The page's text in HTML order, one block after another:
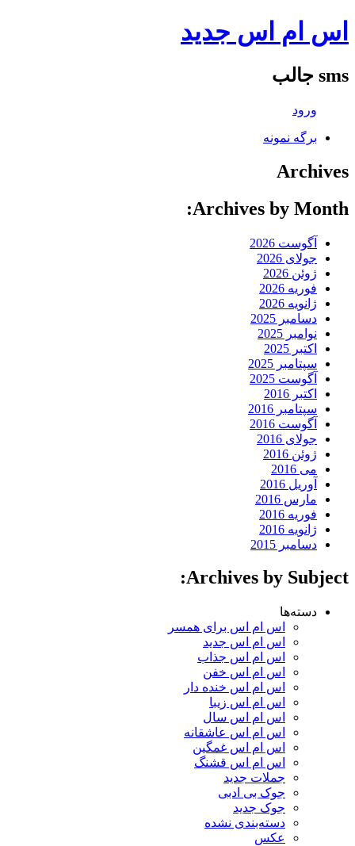
اس ام اس جدید
sms جالب
ورود
برگه نمونه
Archives
Archives by Month:
آگوست 2026
جولای 2026
ژوئن 2026
فوریه 2026
ژانویه 2026
دسامبر 2025
نوامبر 2025
اکتبر 2025
سپتامبر 2025
آگوست 2025
اکتبر 2016
سپتامبر 2016
آگوست 2016
جولای 2016
ژوئن 2016
می 2016
آوریل 2016
مارس 2016
فوریه 2016
ژانویه 2016
دسامبر 2015
Archives by Subject:
دسته‌ها
اس ام اس برای همسر
اس ام اس جدید
اس ام اس جذاب
اس ام اس خفن
اس ام اس خنده دار
اس ام اس زیبا
اس ام اس سال
اس ام اس عاشقانه
اس ام اس غمگین
اس ام اس قشنگ
جملات جدید
جوک بی ادبی
جوک جدید
دسته‌بندی نشده
عکس